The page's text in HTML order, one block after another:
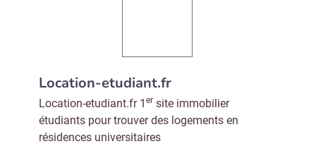
Location-etudiant.fr
Location-etudiant.fr 1 er site immobilier
étudiants pour trouver des logements en
résidences universitaires
Non merci, je reçois déjà
!